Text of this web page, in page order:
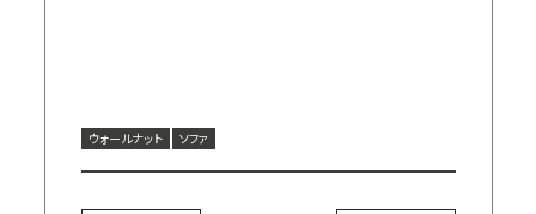
ウォールナット ソファ